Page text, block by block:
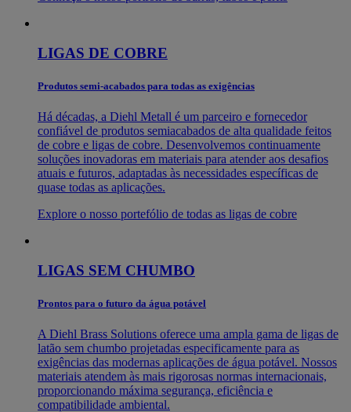
LIGAS DE COBRE
Produtos semi-acabados para todas as exigências
Há décadas, a Diehl Metall é um parceiro e fornecedor
confiável de produtos semiacabados de alta qualidade feitos
de cobre e ligas de cobre. Desenvolvemos continuamente
soluções inovadoras em materiais para atender aos desafios
atuais e futuros, adaptadas às necessidades específicas de
quase todas as aplicações.
Explore o nosso portefólio de todas as ligas de cobre
LIGAS SEM CHUMBO
Prontos para o futuro da água potável
A Diehl Brass Solutions oferece uma ampla gama de ligas de
latão sem chumbo projetadas especificamente para as
exigências das modernas aplicações de água potável. Nossos
materiais atendem às mais rigorosas normas internacionais,
proporcionando máxima segurança, eficiência e
compatibilidade ambiental.